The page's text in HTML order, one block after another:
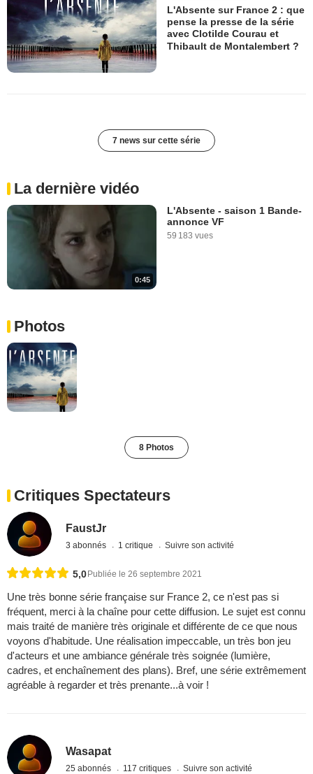
L'Absente sur France 2 : que
pense la presse de la série
avec Clotilde Courau et
Thibault de Montalembert ?
7 news sur cette série
La dernière vidéo
0:45
L'Absente - saison 1 Bande-
annonce VF
59 183 vues
Photos
8 Photos
Critiques Spectateurs
FaustJr
3 abonnés 1 critique Suivre son activité
5,0 Publiée le 26 septembre 2021
Une très bonne série française sur France 2, ce n'est pas si
fréquent, merci à la chaîne pour cette diffusion. Le sujet est connu
mais traité de manière très originale et différente de ce que nous
voyons d'habitude. Une réalisation impeccable, un très bon jeu
d'acteurs et une ambiance générale très soignée (lumière,
cadres, et enchaînement des plans). Bref, une série extrêmement
agréable à regarder et très prenante...à voir !
Wasapat
25 abonnés 117 critiques Suivre son activité